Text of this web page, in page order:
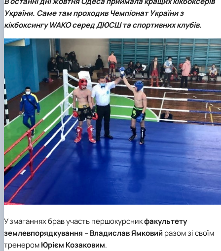
Вибіркові дисципліни
Практична підготовка
Гостьові лекції
Результати анкетування
Додаткова (супровідна) інформація
Акредитація
Договори про співпрацю
України. Саме там проходив Чемпіонат України з
кікбоксингу WAKO серед ДЮСШ та спортивних клубів.
У змаганнях брав участь першокурсникфакультету
землевпорядкування –Владислав Ямковий разом зі своїм
тренеромЮрієм Козаковим.